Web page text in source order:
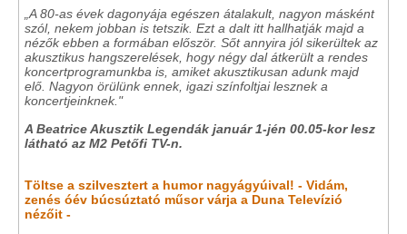
„A 80-as évek dagonyája egészen átalakult, nagyon másként
szól, nekem jobban is tetszik. Ezt a dalt itt hallhatják majd a
nézők ebben a formában először. Sőt annyira jól sikerültek az
akusztikus hangszerelések, hogy négy dal átkerült a rendes
koncertprogramunkba is, amiket akusztikusan adunk majd
elő. Nagyon örülünk ennek, igazi színfoltjai lesznek a
koncertjeinknek."
A Beatrice Akusztik Legendák január 1-jén 00.05-kor lesz
látható az M2 Petőfi TV-n.
Töltse a szilvesztert a humor nagyágyúival! - Vidám,
zenés óév búcsúztató műsor várja a Duna Televízió
nézőit -